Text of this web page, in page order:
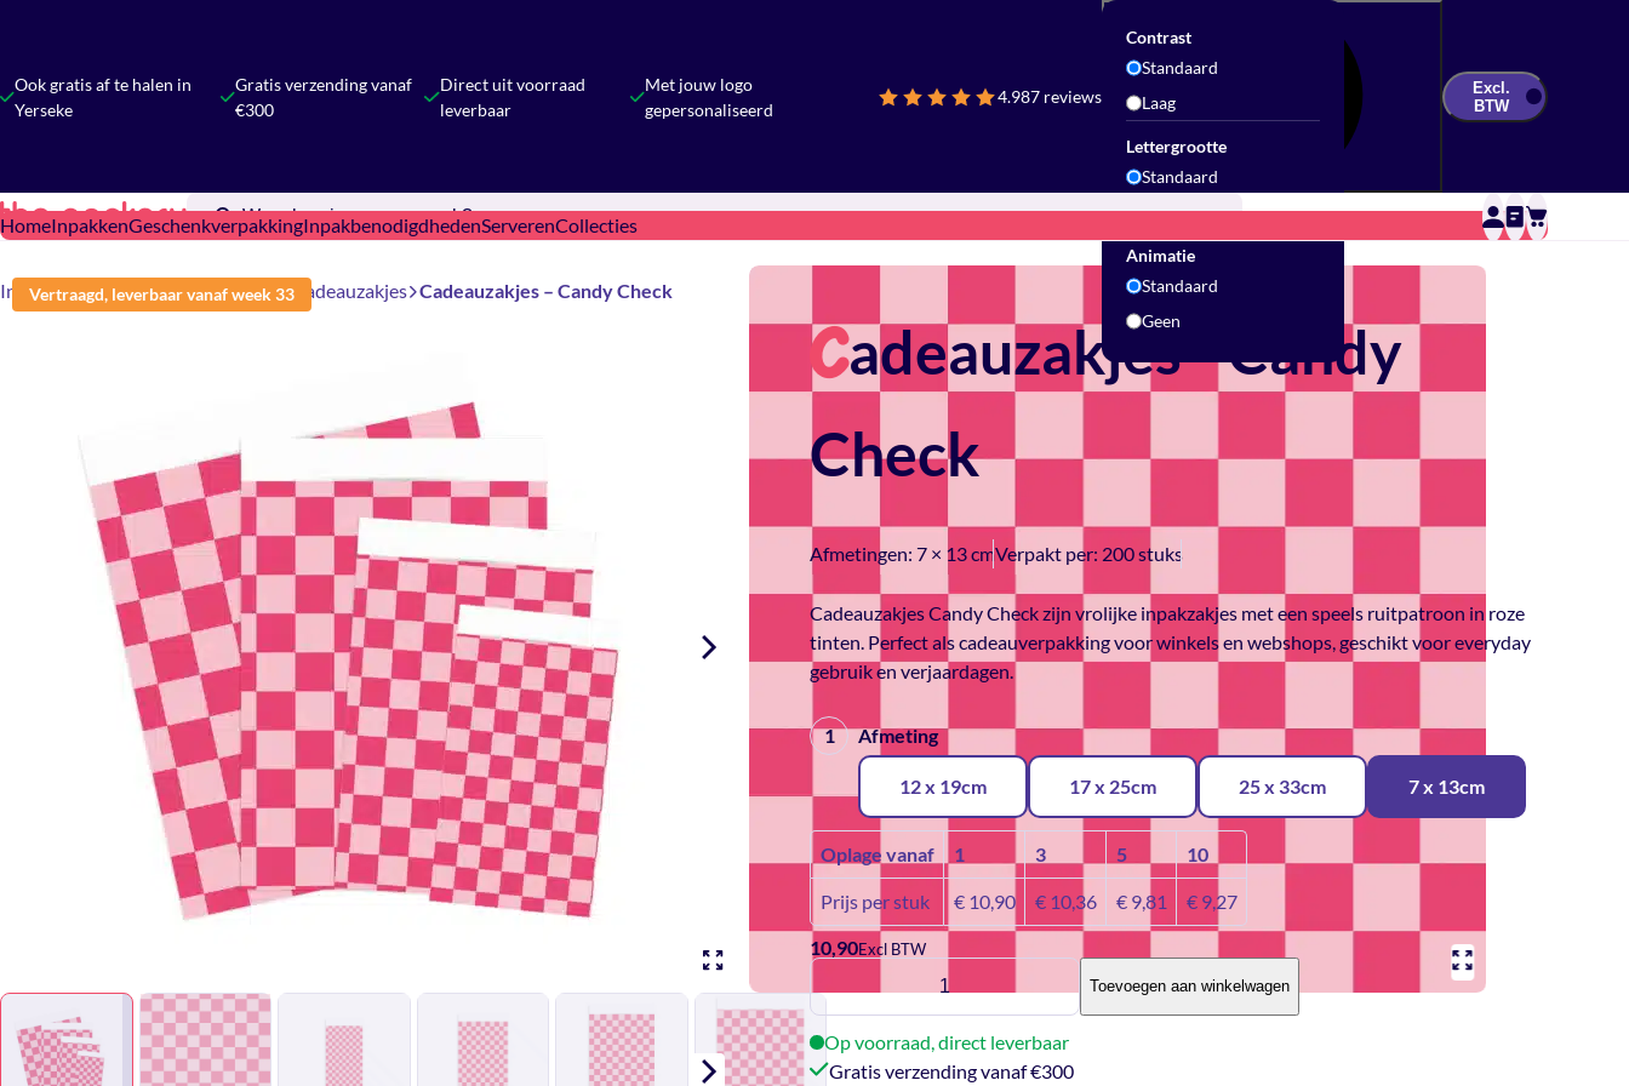
Ook gratis af te halen in
Yerseke
Gratis verzending vanaf
€300
Direct uit voorraad
leverbaar
Met jouw logo
gepersonaliseerd
4.987 reviews
Contrast
Standaard
Laag
Lettergrootte
Standaard
Groot
Animatie
Standaard
Geen
Excl.
BTW
Updates & InspiratieContact
HomeInpakkenGeschenkverpakkingInpakbenodigdhedenServerenCollecties
Vertraagd, leverbaar vanaf week 33
Inpakken Cadeauzakjes & Tassen Cadeauzakjes Cadeauzakjes – Candy Check
Cadeauzakjes - Candy
Check
Afmetingen:7 × 13 cmVerpakt per: 200 stuks
Cadeauzakjes Candy Check zijn vrolijke inpakzakjes met een speels ruitpatroon in roze
tinten. Perfect als cadeauverpakking voor winkels en webshops, geschikt voor everyday
gebruik en verjaardagen.
Afmeting
12 x 19cm 17 x 25cm 25 x 33cm 7 x 13cm
Oplage vanaf 1 3 5 10
Prijs per stuk €10,90 €10,36 €9,81 €9,27
10,90Excl BTW
Cadeauzakjes
-
Check
Toevoegen aan winkelwagen
Op voorraad, direct leverbaar
Gratis verzending vanaf €300